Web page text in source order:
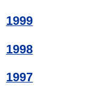
1999
1998
1997